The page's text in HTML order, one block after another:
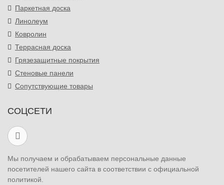
Паркетная доска
Линолеум
Ковролин
Террасная доска
Грязезащитные покрытия
Стеновые панели
Сопутствующие товары
СОЦСЕТИ
Мы получаем и обрабатываем персональные данные
посетителей нашего сайта в соответствии с официальной
политикой.